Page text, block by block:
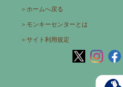
＞ ホームへ戻る
＞ モンキーセンターとは
＞サイト利用規定